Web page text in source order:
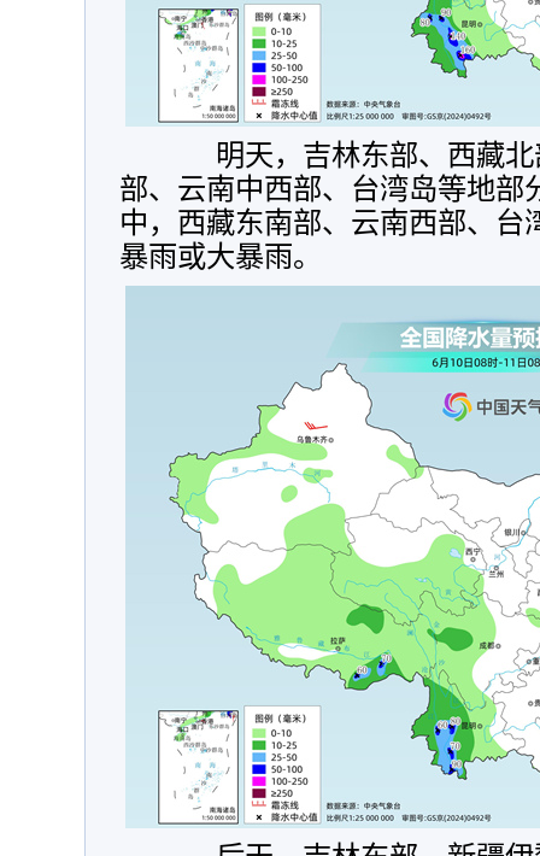
明天， 吉林东部、西藏
部、云南中西部、台湾岛等地部
中，西藏东南部、云南西部、台
暴雨或大暴雨。